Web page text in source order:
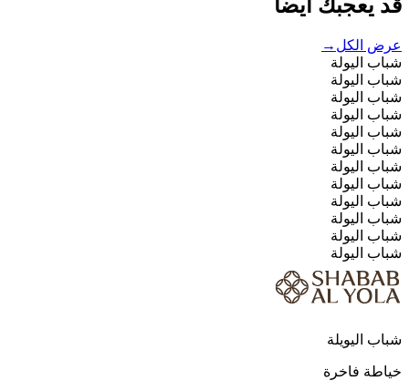
قد يعجبك أيضاً
عرض الكل →
شباب اليولة
شباب اليولة
شباب اليولة
شباب اليولة
شباب اليولة
شباب اليولة
شباب اليولة
شباب اليولة
شباب اليولة
شباب اليولة
شباب اليولة
شباب اليولة
شباب اليويلة
خياطة فاخرة